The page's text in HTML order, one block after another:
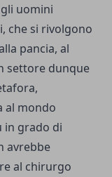
uomini
che si rivolgono
pancia, al
settore dunque
al mondo
in grado di
avrebbe
al chirurgo